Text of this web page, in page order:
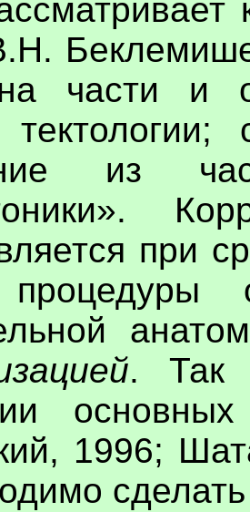
части и
тектологии;
из
при
. Так
1996;